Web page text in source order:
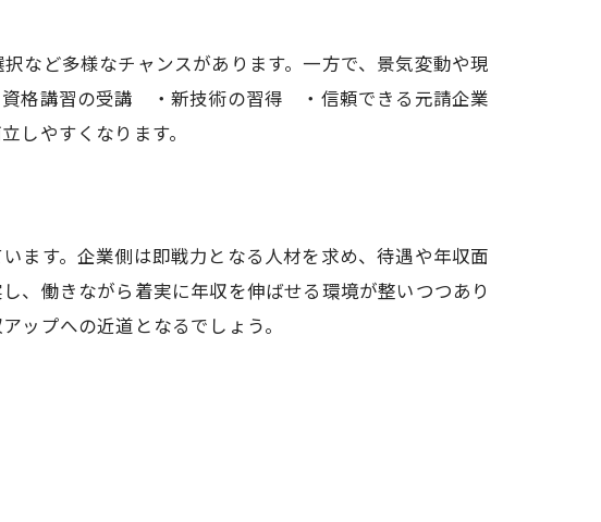
る影響
術
ット
を探る
意点
など多様なチャンスがあります。一方で、景気変動や現
資格講習の受講 ・新技術の習得 ・信頼できる元請企業
やすくなります。
ます。企業側は即戦力となる人材を求め、待遇や年収面
、働きながら着実に年収を伸ばせる環境が整いつつあり
ップへの近道となるでしょう。